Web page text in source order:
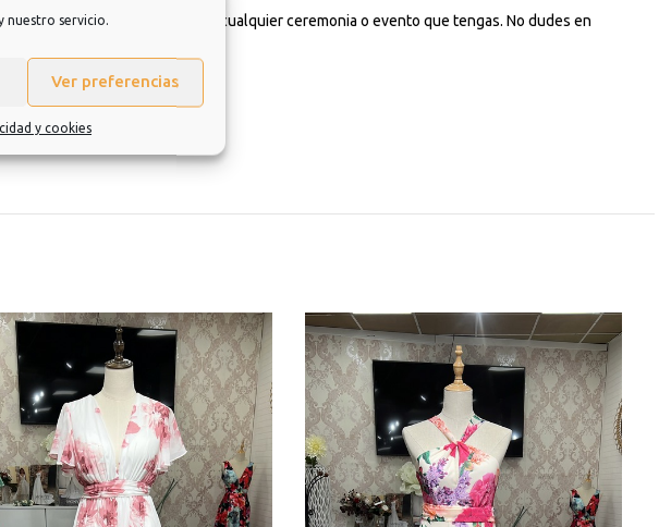
nuestro servicio.
Ver preferencias
y cookies
con amigos o incluso para cualquier ceremonia o evento que tengas. No dudes en
repetir.